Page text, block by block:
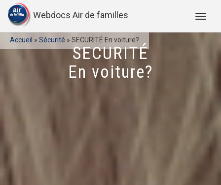
Webdocs Air de familles
Accueil » Sécurité » SECURITÉ En voiture?
SECURITÉ
En voiture?